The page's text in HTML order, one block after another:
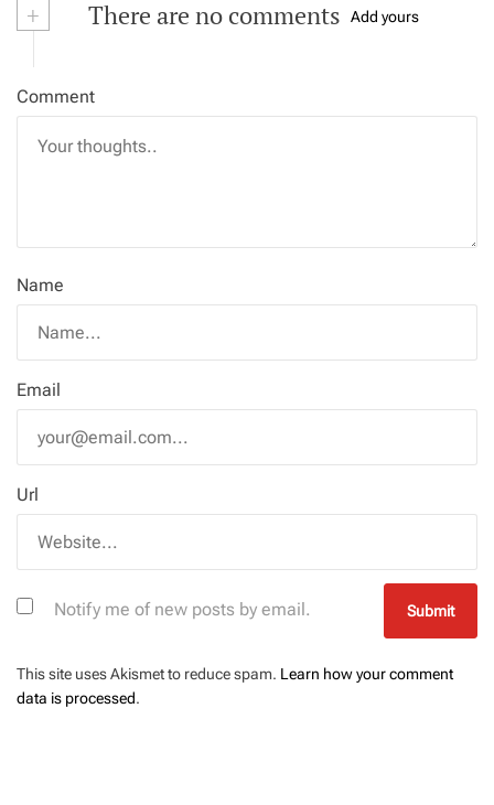
+ There are no comments Add yours
Comment
Name
Email
Url
Notify me of new posts by email.
This site uses Akismet to reduce spam. Learn how your comment
data is processed.